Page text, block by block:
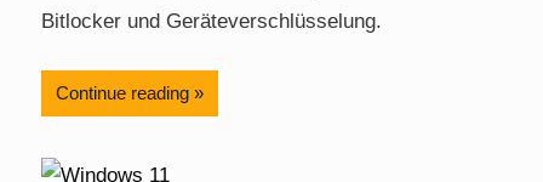
Bitlocker und Geräteverschlüsselung.
Continue reading